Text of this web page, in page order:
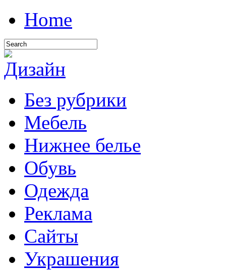
Home
Без рубрики
Мебель
Нижнее белье
Обувь
Одежда
Реклама
Сайты
Украшения